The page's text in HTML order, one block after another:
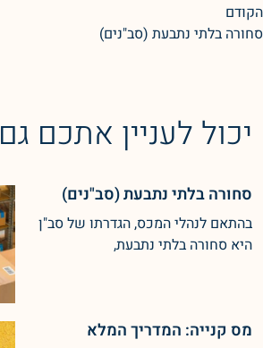
הקודם
סחורה בלתי נתבעת (סב"נים)
יכול לעניין אתכם גם
סחורה בלתי נתבעת (סב"נים)
בהתאם לנהלי המכס, הגדרתו של סב"ן
היא סחורה בלתי נתבעת,
מס קנייה: המדריך המלא